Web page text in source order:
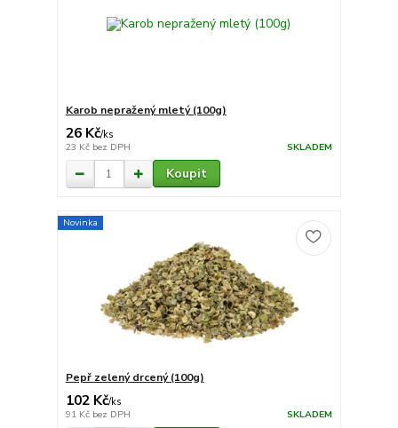
Karob nepražený mletý (100g)
26 Kč/ks
23 Kč bez DPH SKLADEM
Koupit
Novinka
Pepř zelený drcený (100g)
102 Kč/ks
91 Kč bez DPH SKLADEM